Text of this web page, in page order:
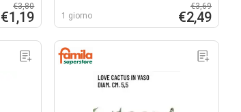
€3,80
€1,19 1 giorno
€3,69
€2,49